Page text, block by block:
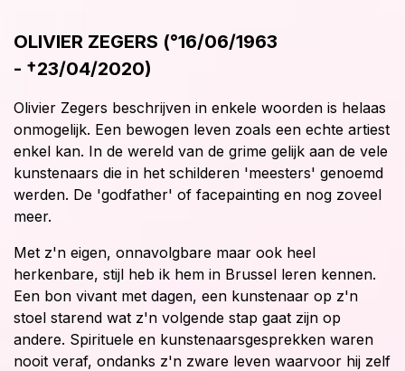
OLIVIER ZEGERS (°16/06/1963
- †23/04/2020)
Olivier Zegers beschrijven in enkele woorden is helaas
onmogelijk. Een bewogen leven zoals een echte artiest
enkel kan. In de wereld van de grime gelijk aan de vele
kunstenaars die in het schilderen 'meesters' genoemd
werden. De 'godfather' of facepainting en nog zoveel
meer.
Met z'n eigen, onnavolgbare maar ook heel
herkenbare, stijl heb ik hem in Brussel leren kennen.
Een bon vivant met dagen, een kunstenaar op z'n
stoel starend wat z'n volgende stap gaat zijn op
andere. Spirituele en kunstenaarsgesprekken waren
nooit veraf, ondanks z'n zware leven waarvoor hij zelf